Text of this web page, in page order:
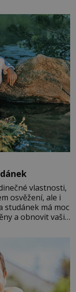
švadlena
podívejte.“
vlastnosti,
osvěžení, ale i
studánek má moc
a obnovit vaši
svého života